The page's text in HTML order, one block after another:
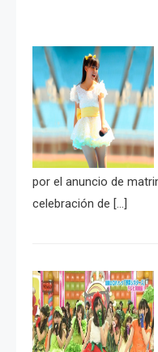
por el anuncio de
celebración de […]